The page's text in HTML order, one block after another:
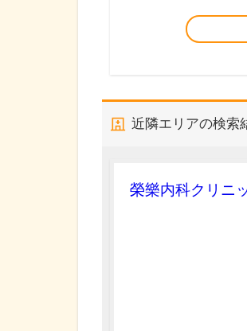
近隣エリアの検索
榮樂内科クリニ